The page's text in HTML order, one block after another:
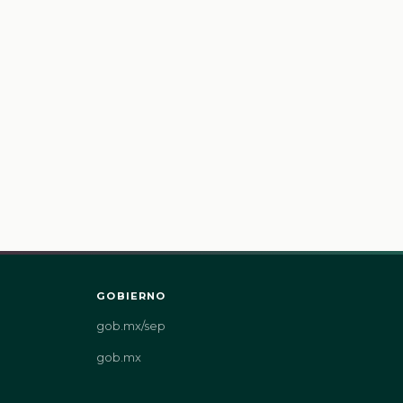
GOBIERNO
gob.mx/sep
gob.mx